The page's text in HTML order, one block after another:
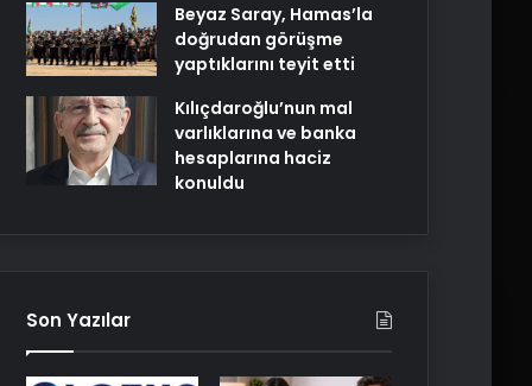
Beyaz Saray, Hamas’la
doğrudan görüşme
yaptıklarını teyit etti
Kılıçdaroğlu’nun mal
varlıklarına ve banka
hesaplarına haciz
konuldu
Son Yazılar